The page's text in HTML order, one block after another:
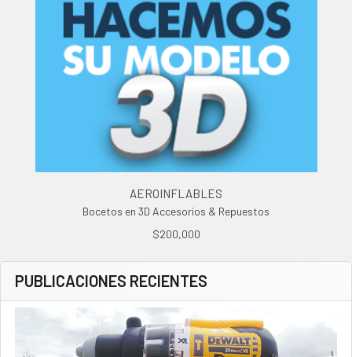
AEROINFLABLES
Bocetos en 3D Accesorios & Repuestos
$200,000
PUBLICACIONES RECIENTES